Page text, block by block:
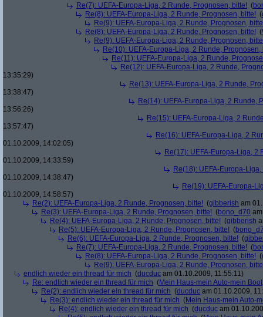
Re(7): UEFA-Europa-Liga, 2 Runde, Prognosen, bitte! (
Re(8): UEFA-Europa-Liga, 2 Runde, Prognosen, bitte! (
Re(9): UEFA-Europa-Liga, 2 Runde, Prognosen,
Re(8): UEFA-Europa-Liga, 2 Runde, Prognosen, bitte! (
Re(9): UEFA-Europa-Liga, 2 Runde, Prognosen,
Re(10): UEFA-Europa-Liga, 2 Runde, Prognosen,
Re(11): UEFA-Europa-Liga, 2 Runde,
Re(12): UEFA-Europa-Liga, 2 Runde,
13:35:29)
Re(13): UEFA-Europa-Liga, 2 Runde,
13:38:47)
Re(14): UEFA-Europa-Liga, 2 Runde,
13:56:26)
Re(15): UEFA-Europa-Liga, 2
13:57:47)
Re(16): UEFA-Europa-Liga, 2
01.10.2009, 14:02:05)
Re(17): UEFA-Europa-Liga, 2
01.10.2009, 14:33:59)
Re(18): UEFA-Europa-
01.10.2009, 14:38:47)
Re(19): UEFA-Europa-
01.10.2009, 14:58:57)
Re(2): UEFA-Europa-Liga, 2 Runde, Prognosen, bitte! (gibberish am
Re(3): UEFA-Europa-Liga, 2 Runde, Prognosen, bitte! (bono_d70
Re(4): UEFA-Europa-Liga, 2 Runde, Prognosen, bitte! (gibberish
Re(5): UEFA-Europa-Liga, 2 Runde, Prognosen, bitte! (
Re(6): UEFA-Europa-Liga, 2 Runde, Prognosen, bitte! (
Re(7): UEFA-Europa-Liga, 2 Runde, Prognosen, bitte! (
Re(8): UEFA-Europa-Liga, 2 Runde, Prognosen, bitte! (
Re(9): UEFA-Europa-Liga, 2 Runde, Prognosen,
endlich wieder ein thread für mich (ducduc am 01.10.2009, 11:55:11)
Re: endlich wieder ein thread für mich (Mein Haus-mein Auto-mein Boot
Re(2): endlich wieder ein thread für mich (ducduc am 01.10.2009,
Re(3): endlich wieder ein thread für mich (Mein Haus-mein Auto-
Re(4): endlich wieder ein thread für mich (ducduc am